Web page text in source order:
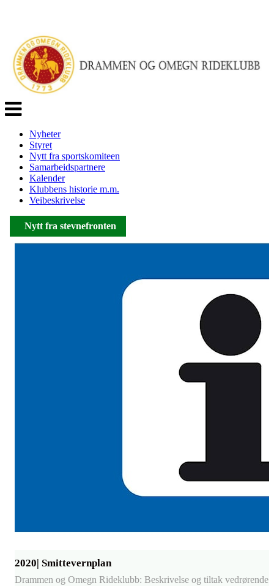
Veksle
navigasjon
Nyheter
Styret
Nytt fra sportskomiteen
Samarbeidspartnere
Kalender
Klubbens historie m.m.
Veibeskrivelse
2020| Smittevernplan
Drammen og Omegn Rideklubb: Beskrivelse og tiltak vedrørende
Informasjon
Nytt fra stevnefronten
Nytt fra stevnefronten
Nytt fra stevnefronten